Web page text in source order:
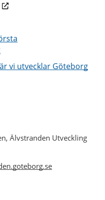
vi utvecklar Göteborg
Älvstranden Utveckling